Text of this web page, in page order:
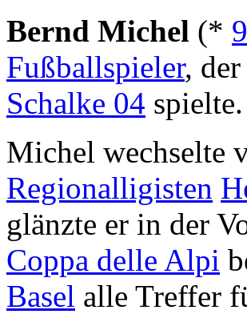
Bernd Michel (*
Fußballspieler,
Schalke 04 spielte.
Michel wechselte
Regionalligisten
glänzte er in der
Coppa delle Alpi
Basel alle Treffer